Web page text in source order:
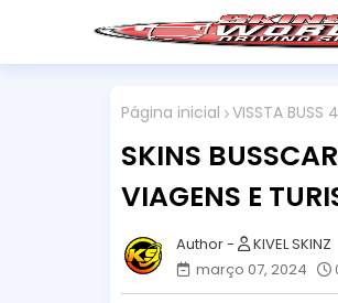
Página inicial VISSTA BUSS
SKINS
VIAGENS E
KIVEL SKINZ
março 07, 2024